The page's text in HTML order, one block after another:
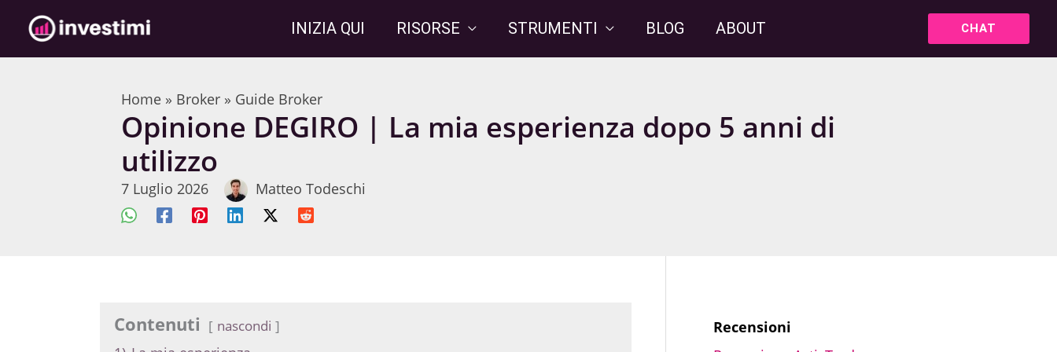
contenuto
INIZIA QUI RISORSE STRUMENTI BLOG ABOUT CHAT
Home » Broker » Guide Broker
Opinione DEGIRO | La mia esperienza dopo 5 anni di
utilizzo
7 Luglio 2026 Matteo Todeschi
Contenuti nascondi
Recensioni